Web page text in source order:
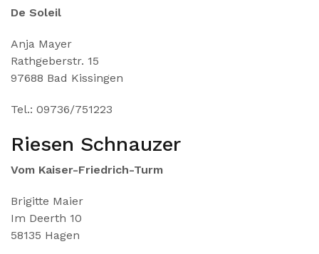
De Soleil
Anja Mayer
Rathgeberstr. 15
97688 Bad Kissingen
Tel.: 09736/751223
Riesen Schnauzer
Vom Kaiser-Friedrich-Turm
Brigitte Maier
Im Deerth 10
58135 Hagen